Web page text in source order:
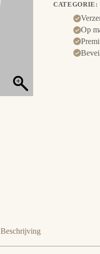
CATEGORIE:
Op
Beschrijving